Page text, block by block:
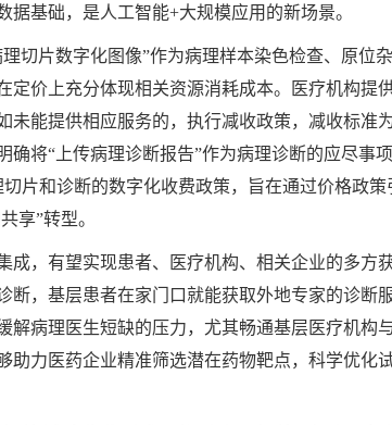
据基础，是人工智能+大规模应用的新场景。
切片数字化图像”作为病理样本染色检查、原位
定价上充分体现相关资源消耗成本。医疗机构提
未能提供相应服务的，执行减收政策，减收标准
确将“上传病理诊断报告”作为病理诊断的应尽事
片和诊断的数字化收费政策，旨在通过价格政
享”转型。
成，有望实现患者、医疗机构、相关企业的多方
断，基层患者在家门口就能获取外地专家的诊断
解病理医生短缺的压力，尤其畅通基层医疗机构
助力医药企业精准筛选潜在药物靶点，科学优化